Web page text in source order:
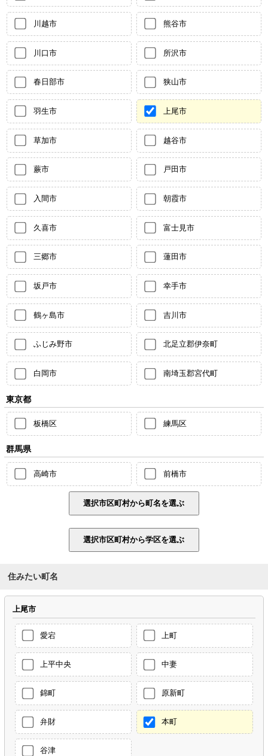
川越市 熊谷市
川口市 所沢市
春日部市 狭山市
羽生市 上尾市
草加市 越谷市
蕨市 戸田市
入間市 朝霞市
久喜市 富士見市
三郷市 蓮田市
坂戸市 幸手市
鶴ヶ島市 吉川市
ふじみ野市 北足立郡伊奈町
白岡市 南埼玉郡宮代町
東京都
板橋区 練馬区
群馬県
高崎市 前橋市
住みたい町名
上尾市
愛宕 上町
上平中央 中妻
錦町 原新町
弁財 本町
谷津